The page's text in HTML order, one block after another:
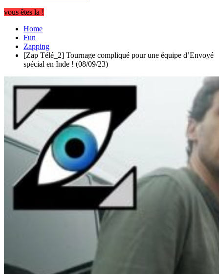
vous êtes la !
Home
Fun
Zapping
[Zap Télé_2] Tournage compliqué pour une équipe d’Envoyé
spécial en Inde ! (08/09/23)